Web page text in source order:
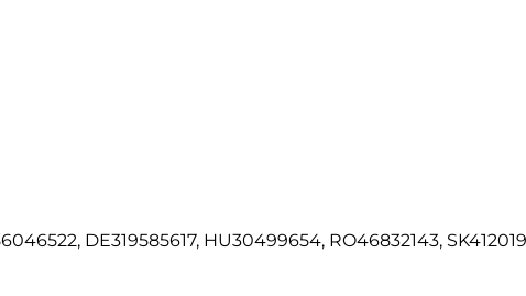
DE319585617, HU30499654, RO46832143,